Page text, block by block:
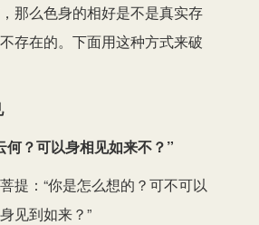
那么色身的相好是不是真实存
存在的。下面用这种方式来破
何？可以身相见如来不？”
提：“你是怎么想的？可不可以
见到如来？”